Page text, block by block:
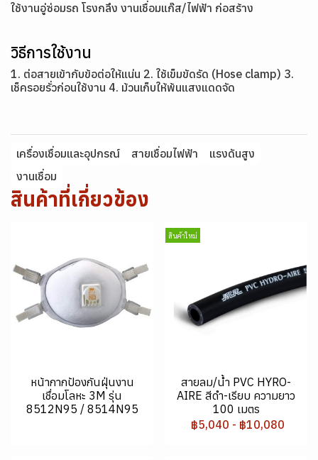
ใช้งานอู่ซ่อมรถ โรงกลึง งานเชื่อมแก๊ส/ไฟฟ้า ก่อสร้าง
วิธีการใช้งาน
1. ต่อสายเข้ากับข้อต่อให้แน่น 2. ใช้เข็มขัดรัด (Hose clamp) 3.
เช็ครอยรั่วก่อนใช้งาน 4. ม้วนเก็บให้พ้นแสงแดดจัด
เครื่องเชื่อมและอุปกรณ์ สายเชื่อมไฟฟ้า
แรงดันสูง
งานเชื่อม
สินค้าที่เกี่ยวข้อง
หน้ากากป้องกันฝุ่นงาน
เชื่อมโลหะ 3M รุ่น
8512N95 / 8514N95
สินค้าใหม่
สายลม/น้ำ PVC HYRO-
AIRE สีดำ-เรียบ ความยาว
100 เมตร
฿5,040 - ฿10,080